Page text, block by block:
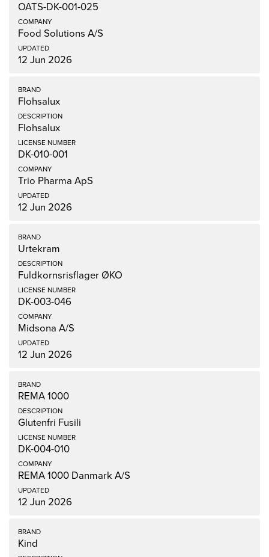
OATS-DK-001-025
Food Solutions A/S
12 Jun 2026
Flohsalux
Flohsalux
DK-010-001
Trio Pharma ApS
12 Jun 2026
Urtekram
Fuldkornsrisflager ØKO
DK-003-046
Midsona A/S
12 Jun 2026
REMA 1000
Glutenfri Fusili
DK-004-010
REMA 1000 Danmark A/S
12 Jun 2026
Kind